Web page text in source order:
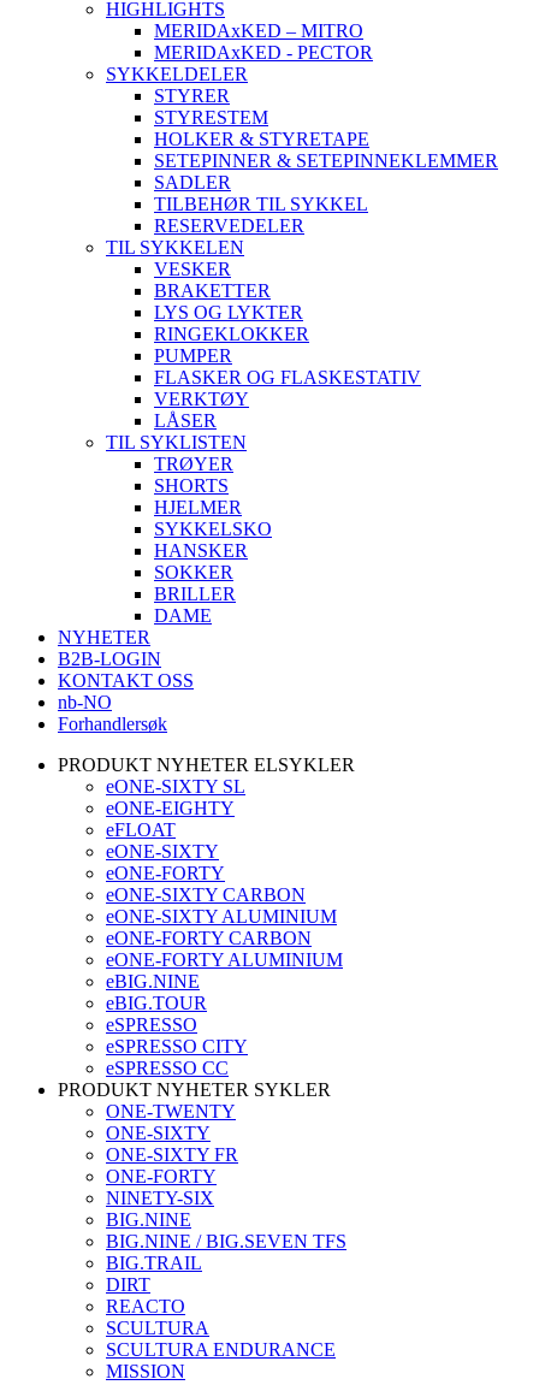
HIGHLIGHTS
MERIDAxKED – MITRO
MERIDAxKED - PECTOR
SYKKELDELER
STYRER
STYRESTEM
HOLKER & STYRETAPE
SETEPINNER & SETEPINNEKLEMMER
SADLER
TILBEHØR TIL SYKKEL
RESERVEDELER
TIL SYKKELEN
VESKER
BRAKETTER
LYS OG LYKTER
RINGEKLOKKER
PUMPER
FLASKER OG FLASKESTATIV
VERKTØY
LÅSER
TIL SYKLISTEN
TRØYER
SHORTS
HJELMER
SYKKELSKO
HANSKER
SOKKER
BRILLER
DAME
NYHETER
B2B-LOGIN
KONTAKT OSS
nb-NO
Forhandlersøk
PRODUKT NYHETER ELSYKLER
eONE-SIXTY SL
eONE-EIGHTY
eFLOAT
eONE-SIXTY
eONE-FORTY
eONE-SIXTY CARBON
eONE-SIXTY ALUMINIUM
eONE-FORTY CARBON
eONE-FORTY ALUMINIUM
eBIG.NINE
eBIG.TOUR
eSPRESSO
eSPRESSO CITY
eSPRESSO CC
PRODUKT NYHETER SYKLER
ONE-TWENTY
ONE-SIXTY
ONE-SIXTY FR
ONE-FORTY
NINETY-SIX
BIG.NINE
BIG.NINE / BIG.SEVEN TFS
BIG.TRAIL
DIRT
REACTO
SCULTURA
SCULTURA ENDURANCE
MISSION